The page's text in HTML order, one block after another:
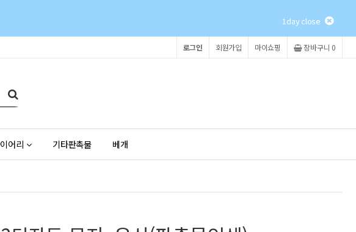
1day close
장바구니 0
마이쇼핑
회원가입
로그인
어리 기타판촉물 베개